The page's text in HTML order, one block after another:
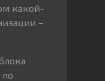
какой-
–
по